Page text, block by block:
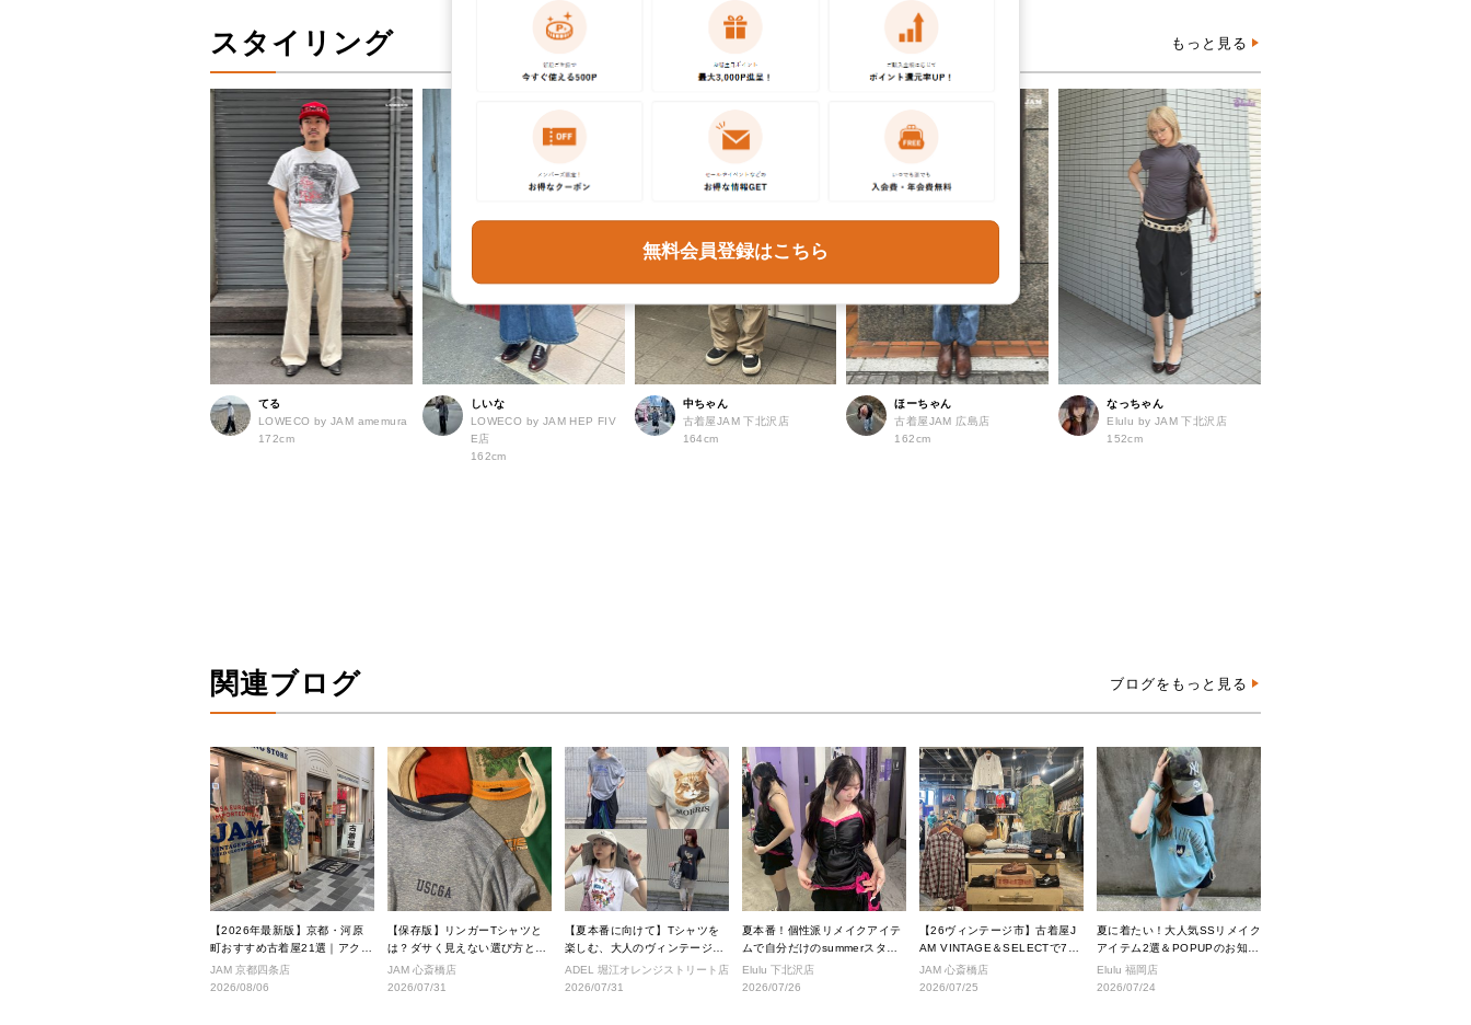
スタイリング もっと見る
てる
LOWECO by JAM amemura
172cm
しいな
LOWECO by JAM HEP FIV
E店
162cm
中ちゃん
古着屋JAM 下北沢店
164cm
ほーちゃん
古着屋JAM 広島店
162cm
なっちゃん
Elulu by JAM 下北沢店
152cm
関連ブログ ブログをもっと見る
【2026年最新版】京都・河原
町おすすめ古着屋21選｜アクセ
ス良好な絶対行くべきショップ
厳選！
JAM 京都四条店
2026/08/06
【保存版】リンガーTシャツと
は？ダサく見えない選び方と着
こなし完全ガイド
JAM 心斎橋店
2026/07/31
【夏本番に向けて】Tシャツを
楽しむ、大人のヴィンテージス
タイル
ADEL 堀江オレンジストリート店
2026/07/31
夏本番！個性派リメイクアイテ
ムで自分だけのsummerスタイ
ルへ！
Elulu 下北沢店
2026/07/26
【26ヴィンテージ市】古着屋J
AM VINTAGE＆SELECTで7月
に入荷されるヴィンテージアイ
テムをご紹介。
JAM 心斎橋店
2026/07/25
夏に着たい！大人気SSリメイク
アイテム2選＆POPUPのお知ら
せ
Elulu 福岡店
2026/07/24
無料会員登録はこちら